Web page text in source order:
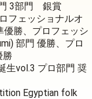
3部門 銀賞
フェッショナルオ
優勝、プロフェッシ
部門 優勝、プロ
勝
生vol.3 プロ部門 奨
Egyptian folk